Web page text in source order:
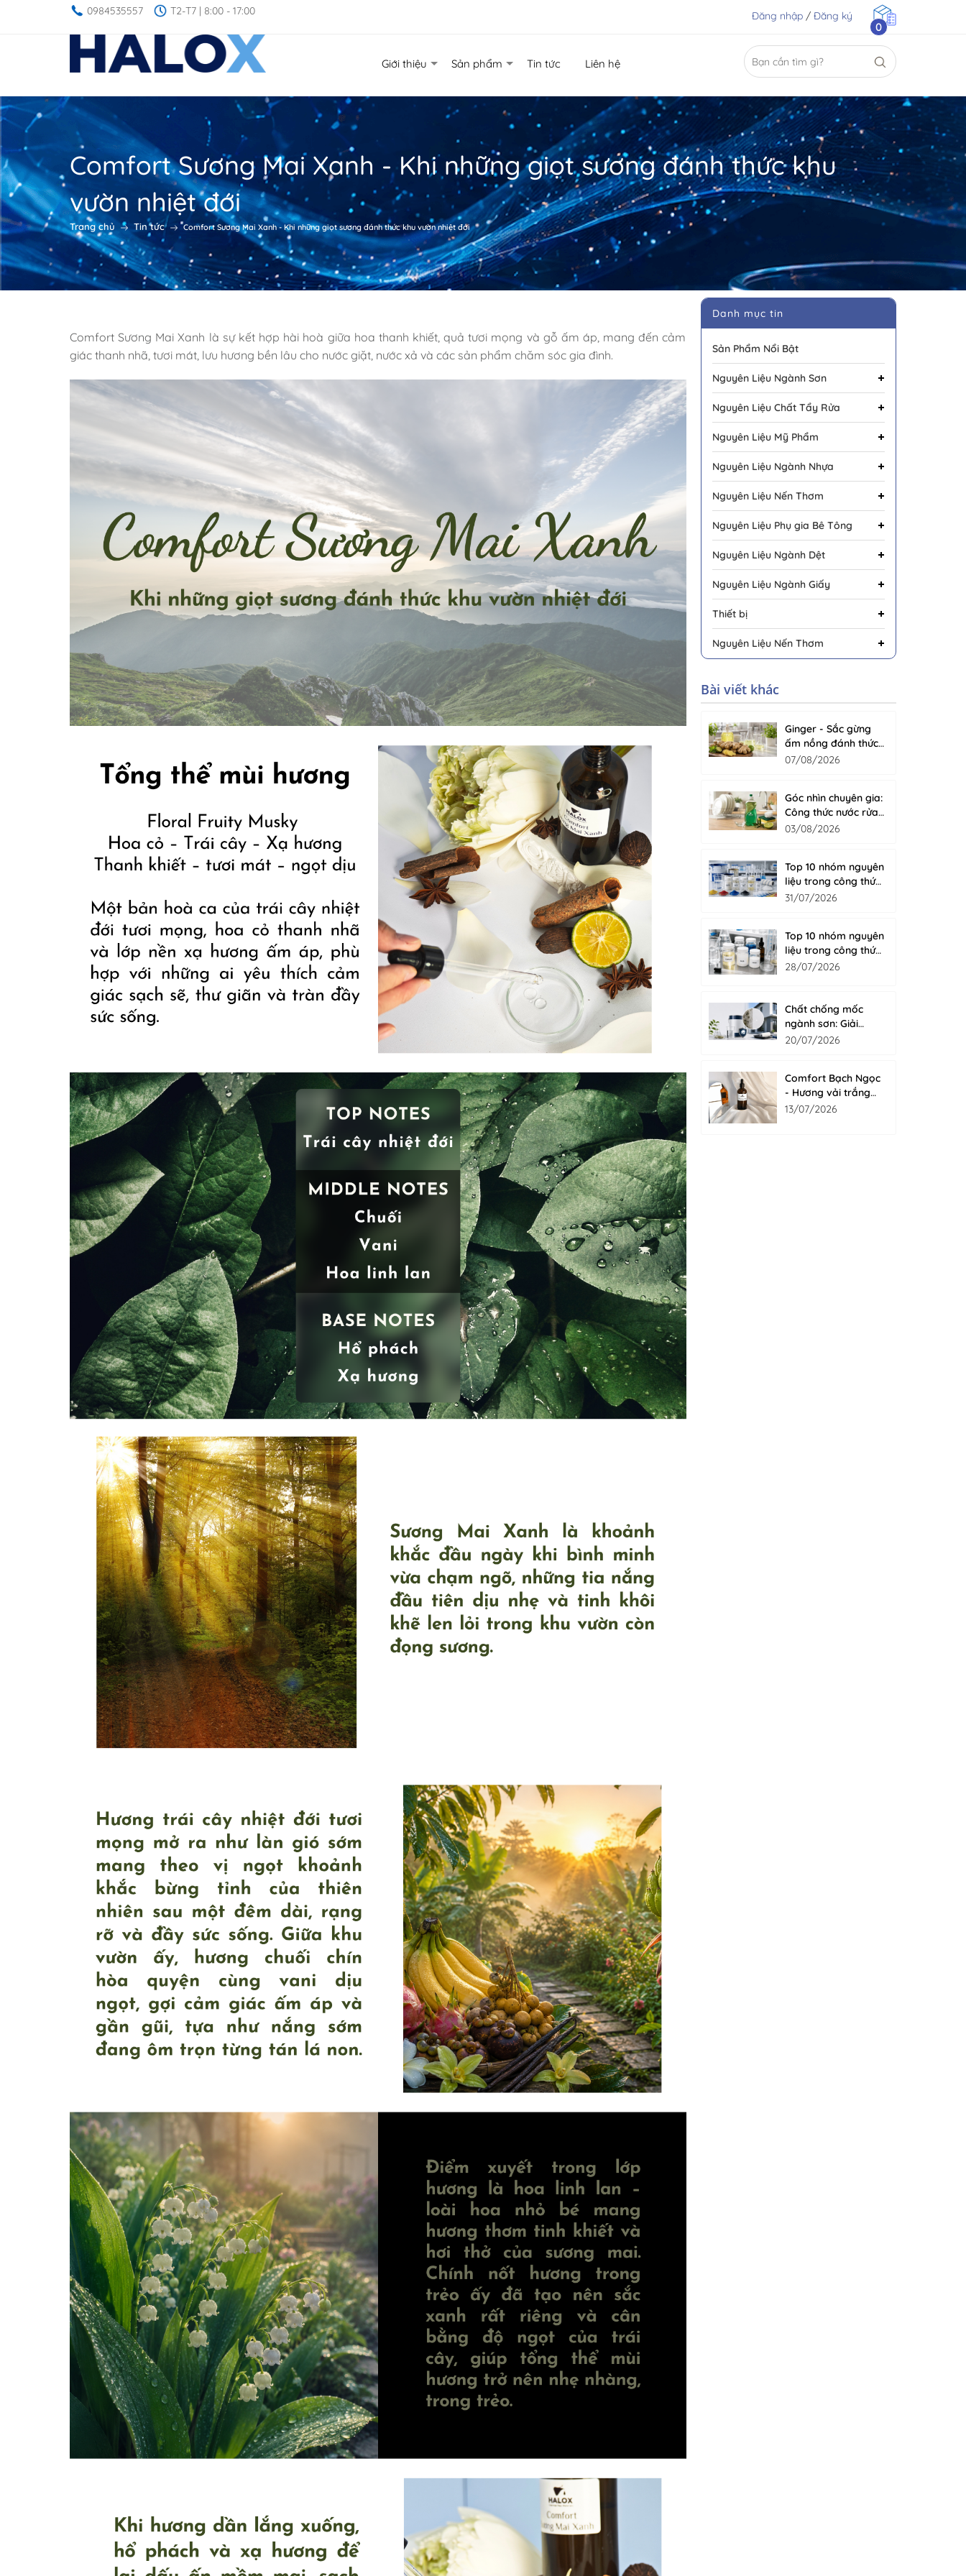
0984535557 T2-T7 | 8:00 - 17:00 Đăng nhập / Đăng ký
0
Giới thiệu Sản phẩm Tin tức Liên hệ
Comfort Sương Mai Xanh - Khi những giọt sương đánh thức khu
vườn nhiệt đới
Trang chủ Tin tức Comfort Sương Mai Xanh - Khi những giọt sương đánh thức khu vườn nhiệt đới
Comfort Sương Mai Xanh là sự kết hợp hài hoà giữa hoa thanh khiết, quả tươi mọng và gỗ ấm áp, mang đến cảm
giác thanh nhã, tươi mát, lưu hương bền lâu cho nước giặt, nước xả và các sản phẩm chăm sóc gia đình.
Danh mục tin
Sản Phẩm Nổi Bật
Nguyên Liệu Ngành Sơn
Nguyên Liệu Chất Tẩy Rửa
Nguyên Liệu Mỹ Phẩm
Nguyên Liệu Ngành Nhựa
Nguyên Liệu Nến Thơm
Nguyên Liệu Phụ gia Bê Tông
Nguyên Liệu Ngành Dệt
Nguyên Liệu Ngành Giấy
Thiết bị
Nguyên Liệu Nến Thơm
Bài viết khác
Ginger - Sắc gừng
ấm nồng đánh thức
cảm giác sạch tự
07/08/2026
Góc nhìn chuyên gia:
Công thức nước rửa
chén cao cấp gồm
03/08/2026
Top 10 nhóm nguyên
liệu trong công thức
sơn nước
31/07/2026
Top 10 nhóm nguyên
liệu trong công thức
nước giặt hiện đại
28/07/2026
Chất chống mốc
ngành sơn: Giải
pháp bảo vệ màng
20/07/2026
Comfort Bạch Ngọc
- Hương vải trắng
tinh khôi cho nước
13/07/2026